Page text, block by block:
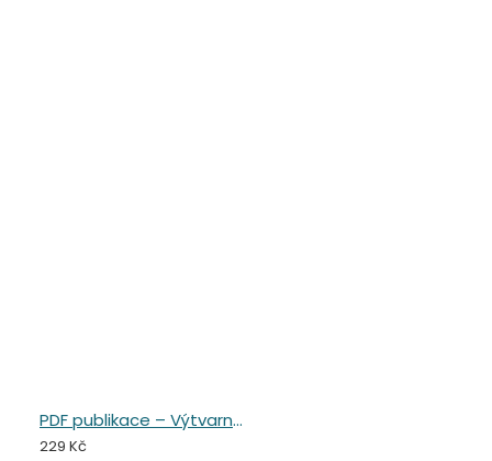
PDF publikace – Výtvarné cestování Asií
229 Kč